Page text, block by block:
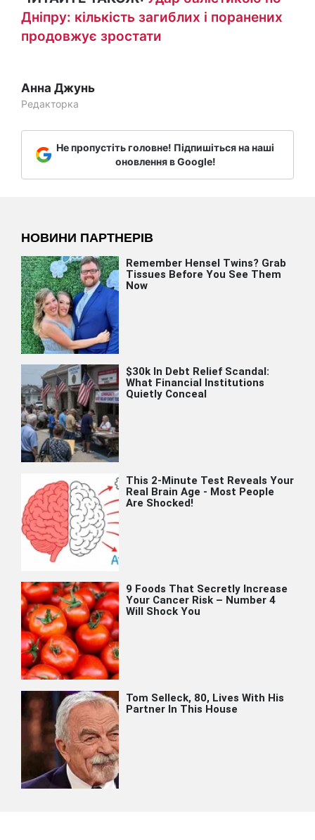
Дніпру: кількість загиблих і поранених
продовжує зростати
Анна Джунь
Редакторка
Не пропустіть головне! Підпишіться на наші
оновлення в Google!